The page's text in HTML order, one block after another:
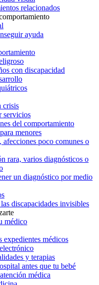
relacionados
ayuda
con discapacidad
crisis
servicios
del comportamiento
menores
poco comunes o
rara, varios diagnósticos o
un diagnóstico por medio
discapacidades invisibles
médico
expedientes médicos
y terapias
antes que tu bebé
médica